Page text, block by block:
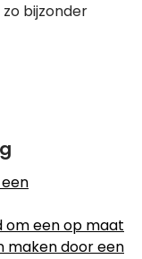
bijzonder
om een op maat
maken door een